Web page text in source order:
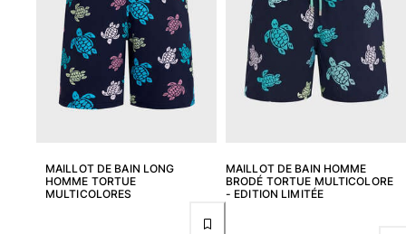
MAILLOT DE BAIN LONG
HOMME TORTUE
MULTICOLORES
MAILLOT DE BAIN HOMME
BRODÉ TORTUE MULTICOLORE
- EDITION LIMITÉE